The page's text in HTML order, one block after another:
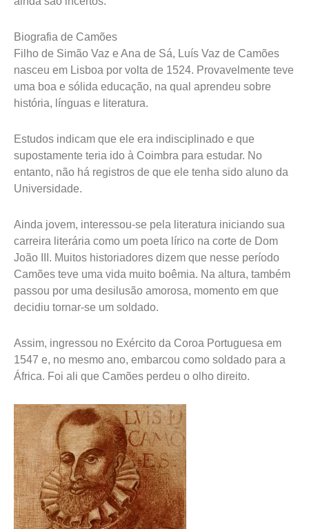
Biografia de Camões
Filho de Simão Vaz e Ana de Sá, Luís Vaz de Camões
nasceu em Lisboa por volta de 1524. Provavelmente teve
uma boa e sólida educação, na qual aprendeu sobre
história, línguas e literatura.
Estudos indicam que ele era indisciplinado e que
supostamente teria ido à Coimbra para estudar. No
entanto, não há registros de que ele tenha sido aluno da
Universidade.
Ainda jovem, interessou-se pela literatura iniciando sua
carreira literária como um poeta lírico na corte de Dom
João III. Muitos historiadores dizem que nesse período
Camões teve uma vida muito boêmia. Na altura, também
passou por uma desilusão amorosa, momento em que
decidiu tornar-se um soldado.
Assim, ingressou no Exército da Coroa Portuguesa em
1547 e, no mesmo ano, embarcou como soldado para a
África. Foi ali que Camões perdeu o olho direito.